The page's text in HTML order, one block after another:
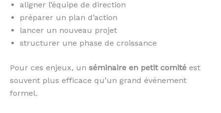
aligner l’équipe de direction
préparer un plan d’action
lancer un nouveau projet
structurer une phase de croissance
Pour ces enjeux, un séminaire en petit comité est
souvent plus efficace qu’un grand événement
formel.